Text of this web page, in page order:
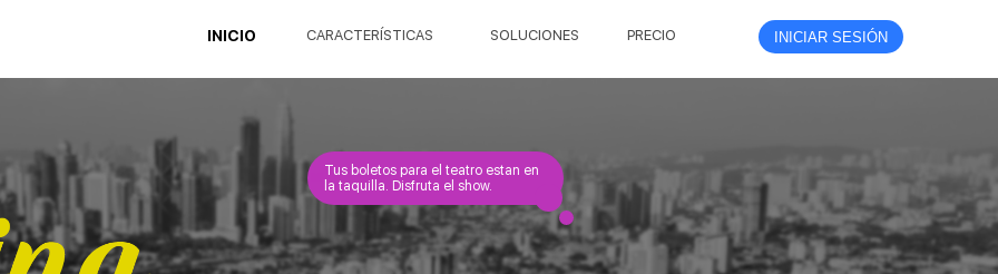
INICIO CARACTERÍSTICAS SOLUCIONES PRECIO INICIAR SESIÓN
Tus boletos para el teatro estan en
la taquilla. Disfruta el show.